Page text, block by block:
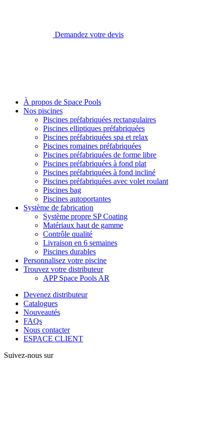
Demandez votre devis
À propos de Space Pools
Nos piscines
Piscines préfabriquées rectangulaires
Piscines elliptiques préfabriquées
Piscines préfabriquées spa et relax
Piscines romaines préfabriquées
Piscines préfabriquées de forme libre
Piscines préfabriquées à fond plat
Piscines préfabriquées à fond incliné
Piscines préfabriquées avec volet roulant
Piscines bag
Piscines autoportantes
Système de fabrication
Système propre SP Coating
Matériaux haut de gamme
Contrôle qualité
Livraison en 6 semaines
Piscines durables
Personnalisez votre piscine
Trouvez votre distributeur
APP Space Pools AR
Devenez distributeur
Catalogues
Nouveautés
FAQs
Nous contacter
ESPACE CLIENT
Suivez-nous sur